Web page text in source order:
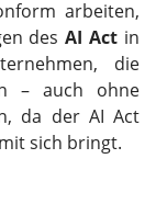
arbeiten,
desAI Act in
die
– auch ohne
da der AI Act
sich bringt.